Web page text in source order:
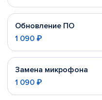
Обновление ПО
1 090 ₽
Замена микрофона
1 090 ₽